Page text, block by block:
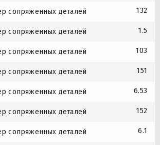
сопряженных деталей 132
сопряженных деталей 1.5
сопряженных деталей 103
сопряженных деталей 151
сопряженных деталей 6.53
сопряженных деталей 152
сопряженных деталей 6.1